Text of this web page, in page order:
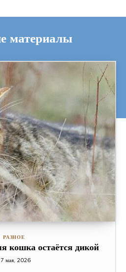
материалы
РАЗНОЕ
кошка остаётся дикой
7 мая, 2026